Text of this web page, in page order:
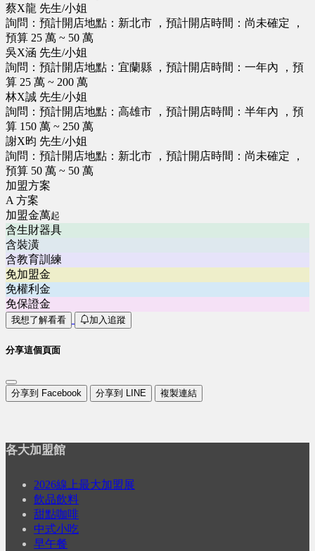
蔡X龍 先生/小姐
詢問：預計開店地點：新北市 ，預計開店時間：尚未確定 ，
預算 25 萬 ~ 50 萬
吳X涵 先生/小姐
詢問：預計開店地點：宜蘭縣 ，預計開店時間：一年內 ，預
算 25 萬 ~ 200 萬
林X誠 先生/小姐
詢問：預計開店地點：高雄市 ，預計開店時間：半年內 ，預
算 150 萬 ~ 250 萬
謝X昀 先生/小姐
詢問：預計開店地點：新北市 ，預計開店時間：尚未確定 ，
預算 50 萬 ~ 50 萬
加盟方案
A 方案
加盟金萬起
含生財器具
含裝潢
含教育訓練
免加盟金
免權利金
免保證金
我想了解看看 加入追蹤
分享這個頁面
分享到 Facebook 分享到 LINE 複製連結
各大加盟館
2026線上最大加盟展
飲品飲料
甜點咖啡
中式小吃
早午餐